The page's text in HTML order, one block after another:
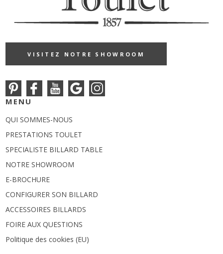
VISITEZ NOTRE SHOWROOM
MENU
QUI SOMMES-NOUS
PRESTATIONS TOULET
SPECIALISTE BILLARD TABLE
NOTRE SHOWROOM
E-BROCHURE
CONFIGURER SON BILLARD
ACCESSOIRES BILLARDS
FOIRE AUX QUESTIONS
Politique des cookies (EU)